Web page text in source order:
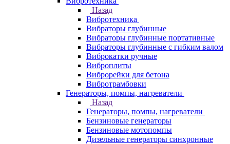
Назад
Вибротехника
Вибраторы глубинные
Вибраторы глубинные портативные
Вибраторы глубинные с гибким валом
Виброкатки ручные
Виброплиты
Виброрейки для бетона
Вибротрамбовки
Генераторы, помпы, нагреватели
Назад
Генераторы, помпы, нагреватели
Бензиновые генераторы
Бензиновые мотопомпы
Дизельные генераторы синхронные